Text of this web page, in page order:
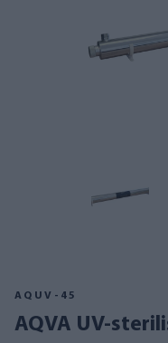
AQUV-45
AQVA UV-sterilisator, för